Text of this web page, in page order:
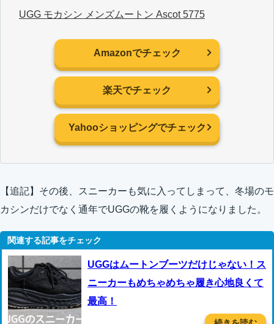
UGG モカシン メンズムートン Ascot 5775
Amazonでチェック
楽天でチェック
Yahooショッピングでチェック
【追記】その後、スニーカーも気に入ってしまって、冬場のモ
カシンだけでなく通年でUGGの靴を履くようになりました。
UGGはムートンブーツだけじゃない！ス
ニーカーもめちゃめちゃ履き心地良くて
最高！